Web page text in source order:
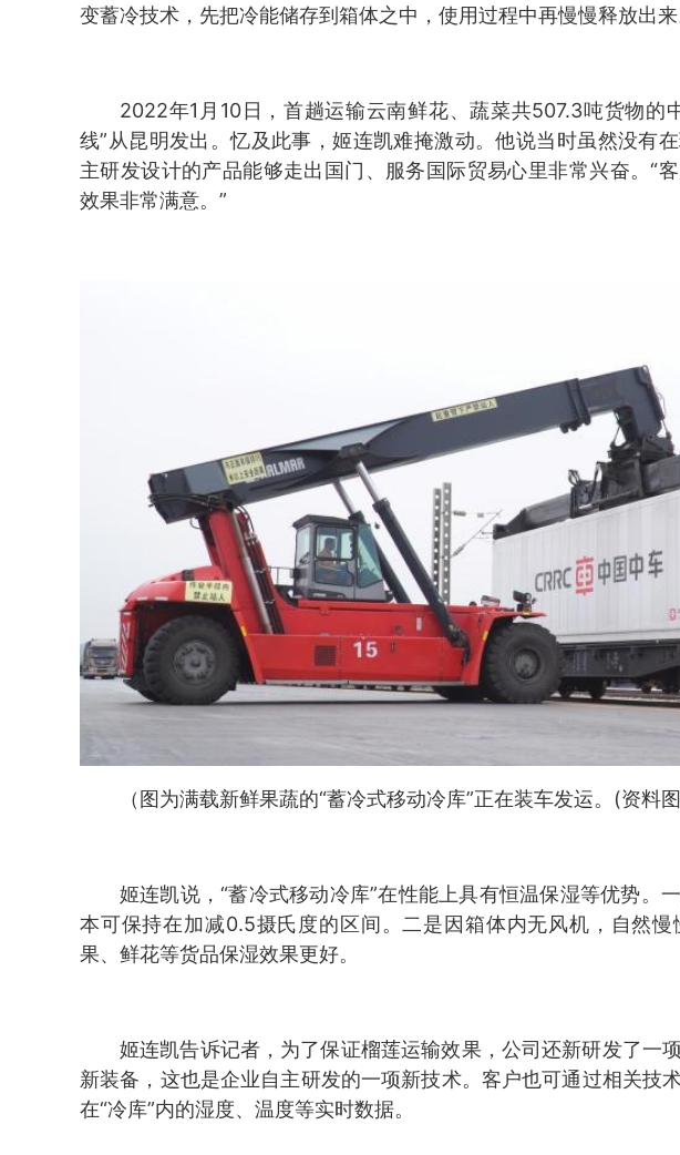
变蓄冷技术，先把冷能储存到箱体之中，使用过程中再慢慢释放出来
2022年1月10日，首趟运输云南鲜花、蔬菜共507.3吨货物的
线”从昆明发出。忆及此事，姬连凯难掩激动。他说当时虽然没有
主研发设计的产品能够走出国门、服务国际贸易心里非常兴奋。“
效果非常满意。”
（图为满载新鲜果蔬的“蓄冷式移动冷库”正在装车发运。(资料
姬连凯说，“蓄冷式移动冷库”在性能上具有恒温保湿等优势。
本可保持在加减0.5摄氏度的区间。二是因箱体内无风机，自然
果、鲜花等货品保湿效果更好。
姬连凯告诉记者，为了保证榴莲运输效果，公司还新研发了一
新装备，这也是企业自主研发的一项新技术。客户也可通过相关技
在“冷库”内的湿度、温度等实时数据。